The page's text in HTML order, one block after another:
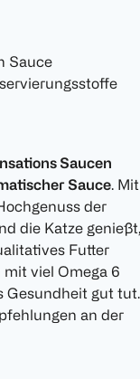
Sauce
Saucen
Sauce. Mit
der
die Katze genießt,
Futter
viel Omega 6
Gesundheit gut tut.
an der